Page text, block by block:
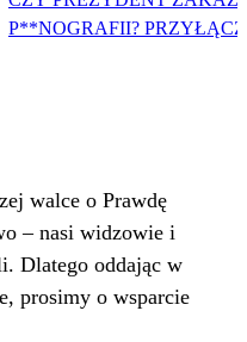
P**NOGRAFII?
walce o Prawdę
– nasi widzowie i
Dlatego oddając w
prosimy o wsparcie